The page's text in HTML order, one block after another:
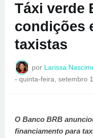
Táxi verde
condições
taxistas
por Larissa
- quinta-feira, setembro
O Banco BRB
financiamento para